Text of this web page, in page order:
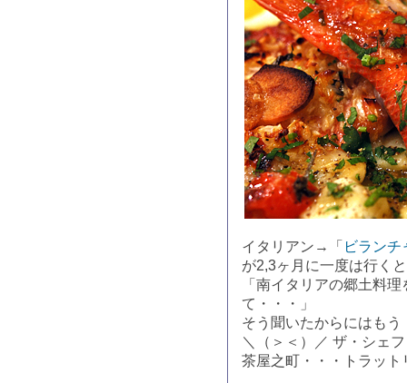
イタリアン→「 ビランチ
が2,3ヶ月に一度は行く
「南イタリアの郷土料
て・・・」
そう聞いたからにはも
＼（＞＜）／ ザ・シェ
茶屋之町・・・トラッ